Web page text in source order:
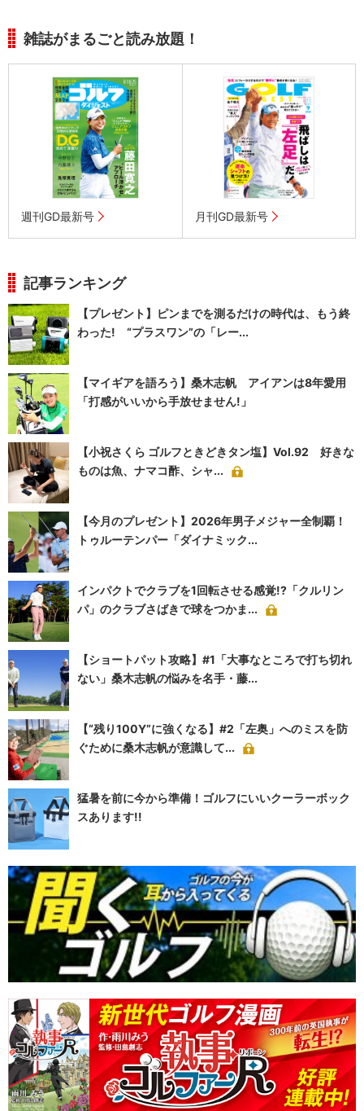
雑誌がまるごと読み放題！
週刊GD最新号 月刊GD最新号
記事ランキング
【プレゼント】ピンまでを測るだけの時代は、もう終
わった! “プラスワン”の「レー...
【マイギアを語ろう】桑木志帆 アイアンは8年愛用
「打感がいいから手放せません!」
【小祝さくら ゴルフときどきタン塩】Vol.92 好きな
ものは魚、ナマコ酢、シャ...
【今月のプレゼント】2026年男子メジャー全制覇！
トゥルーテンパー「ダイナミック...
インパクトでクラブを1回転させる感覚!?「クルリン
パ」のクラブさばきで球をつかま...
【ショートパット攻略】#1「大事なところで打ち切れ
ない」桑木志帆の悩みを名手・藤...
【“残り100Y”に強くなる】#2「左奥」へのミスを防
ぐために桑木志帆が意識して...
猛暑を前に今から準備！ゴルフにいいクーラーボック
スあります!!